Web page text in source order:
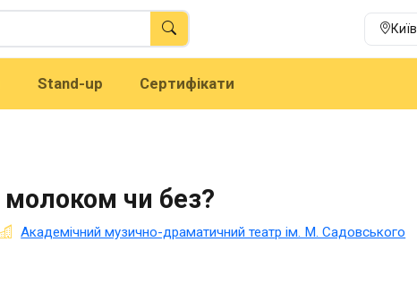
Київ
Stand-up Сертифікати
молоком чи без?
Академічний музично-драматичний театр ім. М. Садовського